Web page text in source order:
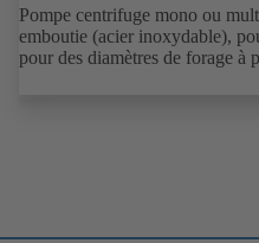
Pompe centrifuge mono ou
emboutie (acier inoxydable),
pour des diamètres de forage à